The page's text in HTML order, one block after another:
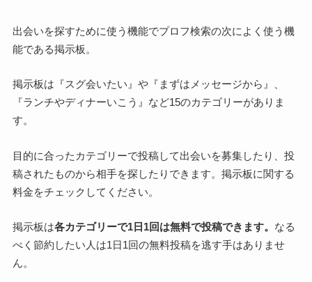
出会いを探すために使う機能でプロフ検索の次によく使う機
能である掲示板。
掲示板は『スグ会いたい』や『まずはメッセージから』、
『ランチやディナーいこう』など15のカテゴリーがありま
す。
目的に合ったカテゴリーで投稿して出会いを募集したり、投
稿されたものから相手を探したりできます。掲示板に関する
料金をチェックしてください。
掲示板は各カテゴリーで1日1回は無料で投稿できます。 なる
べく節約したい人は1日1回の無料投稿を逃す手はありませ
ん。